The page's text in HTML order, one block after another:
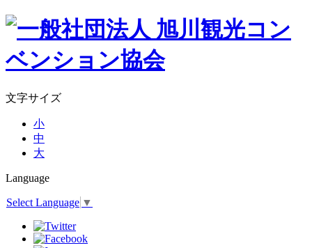
文字サイズ
小
中
大
Language
Select Language ▼